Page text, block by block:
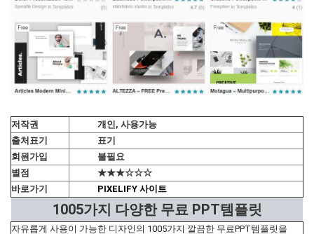
저작권
개인, 사용가능
출처표기
표기
회원가입
불필요
별점
★★★☆☆☆
바로가기
PIXELIFY 사이트
1005가지 다양한 무료 PPT템플릿
자유롭게 사용이 가능한 디자인의 1005가지 깔끔한 무료PPT템플릿을